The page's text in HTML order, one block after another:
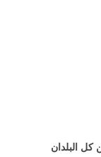
كل البلدان